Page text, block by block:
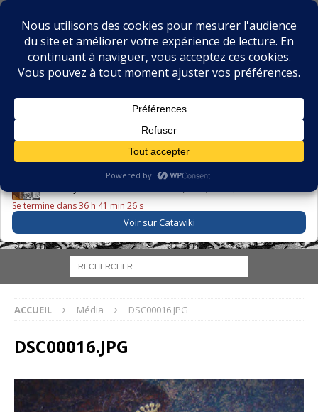
BIBLIOPHILIE.COM
LE BLOG DU BIBLIOPHILE, DES BIBLIOPHILES, DE LA
LE LIVRE DU JOUR
Se termine dans 36 h 41 min 26 s
Voir sur Catawiki
ACCUEIL Média DSC00016.JPG
DSC00016.JPG